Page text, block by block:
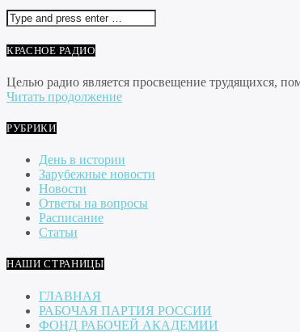
КРАСНОЕ РАДИО
Целью радио является просвещение трудящихся,
Читать продолжение
РУБРИКИ
День в истории
Зарубежные новости
Новости
Ответы на вопросы
Расписание
Статьи
НАШИ СТРАНИЦЫ
ГЛАВНАЯ
РАБОЧАЯ ПАРТИЯ РОССИИ
ФОНД РАБОЧЕЙ АКАДЕМИИ